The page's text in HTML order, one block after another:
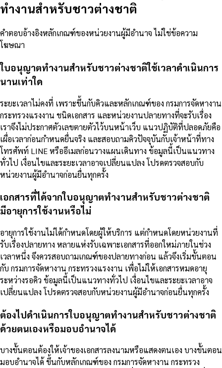
ทำงานสำหรับชาวต่างชาติ
คำตอบอ้างอิงหลักเกณฑ์ของหน่วยงานผู้มีอำนาจ ไม่ใช่ข้อความ
โฆษณา
ใบอนุญาตทำงานสำหรับชาวต่างชาติใช้เวลาดำเนินการ
นานเท่าใด
ระยะเวลาไม่คงที่ เพราะขึ้นกับคิวและหลักเกณฑ์ของ กรมการจัดหางาน
กระทรวงแรงงาน ชนิดเอกสาร และหน่วยงานปลายทางที่จะรับเรื่อง
เราจึงไม่ประกาศตัวเลขตายตัวไว้บนหน้าเว็บ แนวปฏิบัติที่ปลอดภัยคือ
เผื่อเวลาก่อนกำหนดยื่นจริง และสอบถามคิวปัจจุบันกับเจ้าหน้าที่ทาง
โทรศัพท์ LINE หรืออีเมลก่อนวางแผนเดินทาง ข้อมูลนี้เป็นแนวทาง
ทั่วไป เงื่อนไขและระยะเวลาอาจเปลี่ยนแปลง โปรดตรวจสอบกับ
หน่วยงานผู้มีอำนาจก่อนยื่นทุกครั้ง
เอกสารที่ได้จากใบอนุญาตทำงานสำหรับชาวต่างชาติ
มีอายุการใช้งานหรือไม่
อายุการใช้งานไม่ได้กำหนดโดยผู้ให้บริการ แต่กำหนดโดยหน่วยงานที่
รับเรื่องปลายทาง หลายแห่งรับเฉพาะเอกสารที่ออกใหม่ภายในช่วง
เวลาหนึ่ง จึงควรสอบถามเกณฑ์ของปลายทางก่อน แล้วจึงเริ่มขั้นตอน
กับ กรมการจัดหางาน กระทรวงแรงงาน เพื่อไม่ให้เอกสารหมดอายุ
ระหว่างรอคิว ข้อมูลนี้เป็นแนวทางทั่วไป เงื่อนไขและระยะเวลาอาจ
เปลี่ยนแปลง โปรดตรวจสอบกับหน่วยงานผู้มีอำนาจก่อนยื่นทุกครั้ง
ต้องไปดำเนินการใบอนุญาตทำงานสำหรับชาวต่างชาติ
ด้วยตนเองหรือมอบอำนาจได้
บางขั้นตอนต้องให้เจ้าของเอกสารลงนามหรือแสดงตนเอง บางขั้นตอน
มอบอำนาจได้ ขึ้นกับหลักเกณฑ์ของ กรมการจัดหางาน กระทรวง